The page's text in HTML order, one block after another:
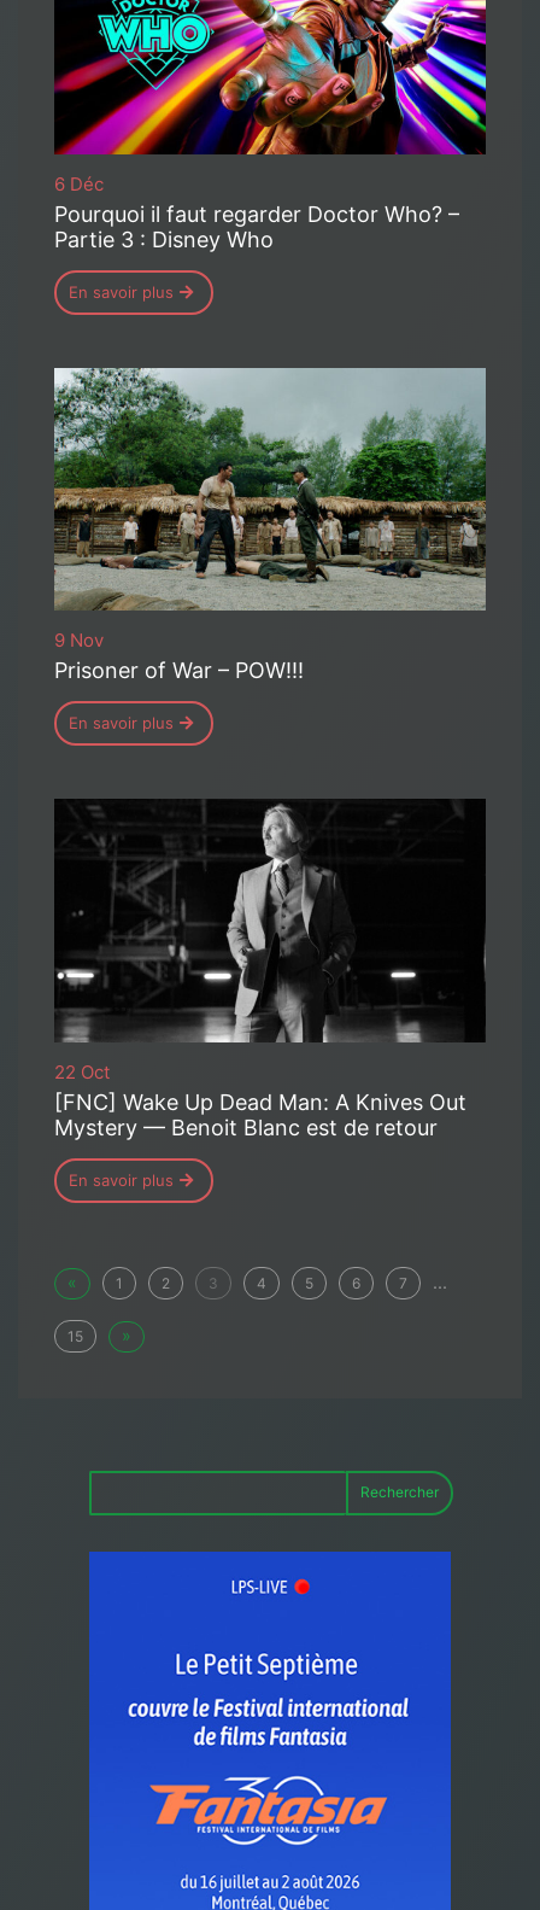
6 Déc
Pourquoi il faut regarder Doctor Who? –
Partie 3 : Disney Who
En savoir plus
9 Nov
Prisoner of War – POW!!!
En savoir plus
22 Oct
[FNC] Wake Up Dead Man: A Knives Out
Mystery — Benoit Blanc est de retour
En savoir plus
« 1 2 3 4 5 6 7 ...
15 »
Rechercher